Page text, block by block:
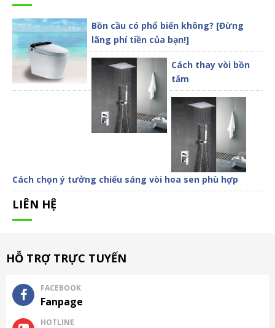
Bồn cầu có phổ biến không? [Đừng
lãng phí tiền của bạn!]
Cách thay vòi bồn
tắm
Cách chọn ý tưởng chiếu sáng vòi hoa sen phù hợp
LIÊN HỆ
HỖ TRỢ TRỰC TUYẾN
FACEBOOK
Fanpage
HOTLINE